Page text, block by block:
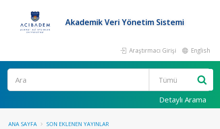
Akademik Veri Yönetim Sistemi
Araştırmacı Girişi English
Ara
Detaylı Arama
ANA SAYFA SON EKLENEN YAYINLAR